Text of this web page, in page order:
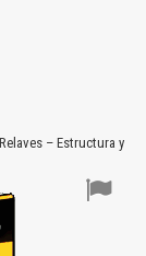
– Estructura y